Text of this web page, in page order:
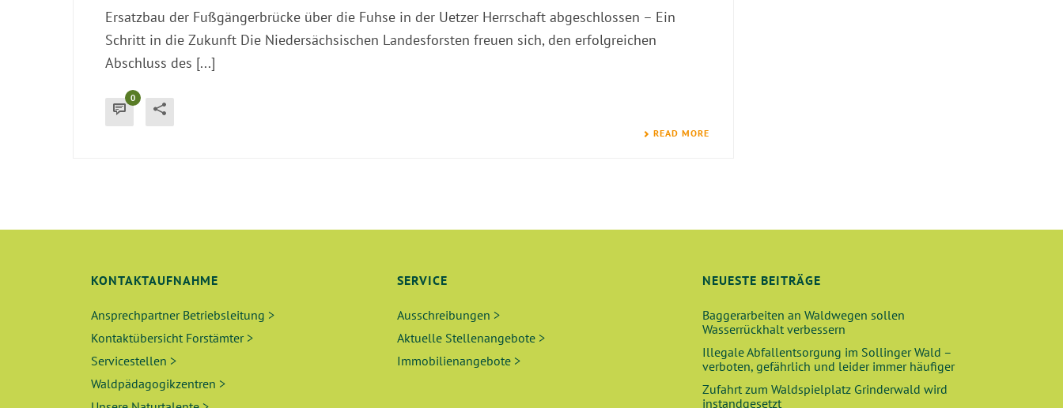
Ersatzbau der Fußgängerbrücke über die Fuhse in der Uetzer Herrschaft abgeschlossen – Ein
Schritt in die Zukunft Die Niedersächsischen Landesforsten freuen sich, den erfolgreichen
Abschluss des [...]
0
READ MORE
KONTAKTAUFNAHME
Ansprechpartner Betriebsleitung >
Kontaktübersicht Forstämter >
Servicestellen >
Waldpädagogikzentren >
SERVICE
Ausschreibungen >
Aktuelle Stellenangebote >
Immobilienangebote >
NEUESTE BEITRÄGE
Baggerarbeiten an Waldwegen sollen
Wasserrückhalt verbessern
Illegale Abfallentsorgung im Sollinger Wald –
verboten, gefährlich und leider immer häufiger
Zufahrt zum Waldspielplatz Grinderwald wird
instandgesetzt